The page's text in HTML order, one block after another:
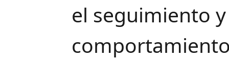
el seguimiento